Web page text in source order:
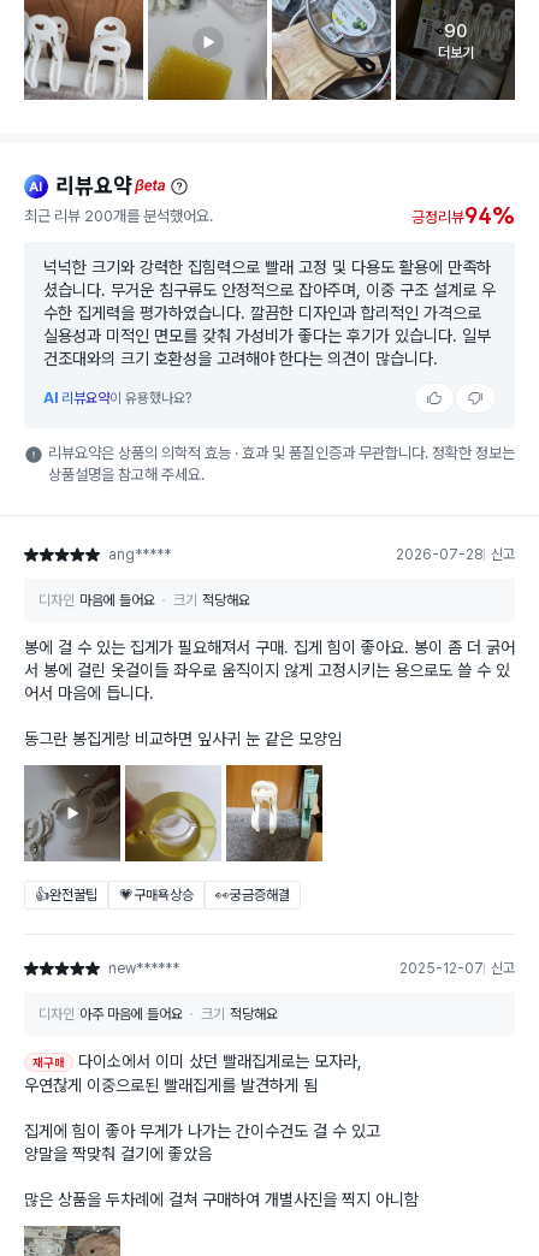
고객 리뷰
90
더보기
ai 리뷰요약beta
최근 리뷰 200개를 분석했어요. 긍정리뷰94%
넉넉한 크기와 강력한 집힘력으로 빨래 고정 및 다용도 활용에 만족하
셨습니다. 무거운 침구류도 안정적으로 잡아주며, 이중 구조 설계로 우
수한 집게력을 평가하였습니다. 깔끔한 디자인과 합리적인 가격으로
실용성과 미적인 면모를 갖춰 가성비가 좋다는 후기가 있습니다. 일부
건조대와의 크기 호환성을 고려해야 한다는 의견이 많습니다.
AI 리뷰요약이 유용했나요?
리뷰요약은 상품의 의학적 효능 · 효과 및 품질인증과 무관합니다. 정확한 정보는
상품설명을 참고해 주세요.
별점 5점 ang***** 2026-07-28 신고
디자인 마음에 들어요 크기 적당해요
봉에 걸 수 있는 집게가 필요해져서 구매. 집게 힘이 좋아요. 봉이 좀 더 굵어
서 봉에 걸린 옷걸이들 좌우로 움직이지 않게 고정시키는 용으로도 쓸 수 있
어서 마음에 듭니다.
동그란 봉집게랑 비교하면 잎사귀 눈 같은 모양임
👍완전꿀팁 💗구매욕상승 👀궁금증해결
별점 5점 new****** 2025-12-07 신고
디자인 아주 마음에 들어요 크기 적당해요
재구매
다이소에서 이미 샀던 빨래집게로는 모자라,
우연찮게 이중으로된 빨래집게를 발견하게 됨
집게에 힘이 좋아 무게가 나가는 간이수건도 걸 수 있고
양말을 짝맞춰 걸기에 좋았음
많은 상품을 두차례에 걸쳐 구매하여 개별사진을 찍지 아니함